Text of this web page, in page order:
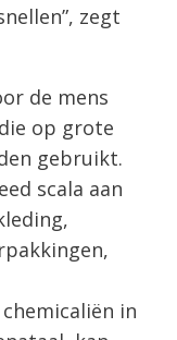
zegt
de mens
op grote
gebruikt.
scala aan
in